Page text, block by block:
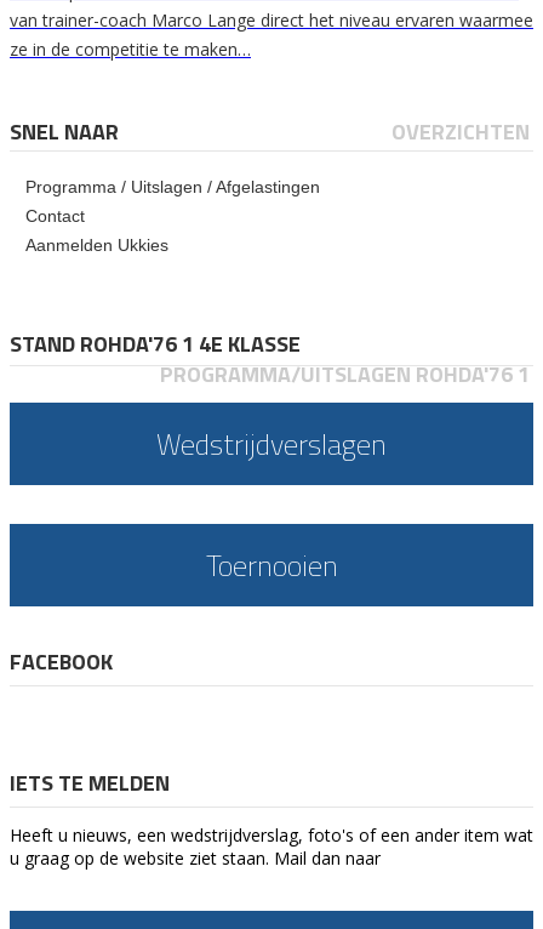
van trainer-coach Marco Lange direct het niveau ervaren waarmee
ze in de competitie te maken…
SNEL NAAR OVERZICHTEN
Programma / Uitslagen / Afgelastingen
Contact
Aanmelden Ukkies
STAND ROHDA'76 1 4E KLASSE
PROGRAMMA/UITSLAGEN ROHDA'76 1
Wedstrijdverslagen
Toernooien
FACEBOOK
IETS TE MELDEN
Heeft u nieuws, een wedstrijdverslag, foto's of een ander item wat
u graag op de website ziet staan. Mail dan naar